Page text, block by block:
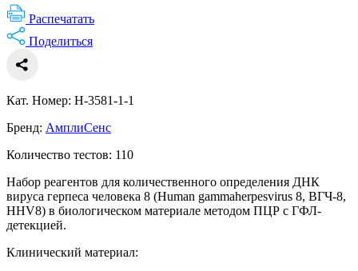
Распечатать
Поделиться
Кат. Номер: H-3581-1-1
Бренд: АмплиСенс
Количество тестов: 110
Набор реагентов для количественного определения ДНК
вируса герпеса человека 8 (Human gammaherpesvirus 8, ВГЧ-8,
HHV8) в биологическом материале методом ПЦР с ГФЛ-
детекцией.
Клинический материал: